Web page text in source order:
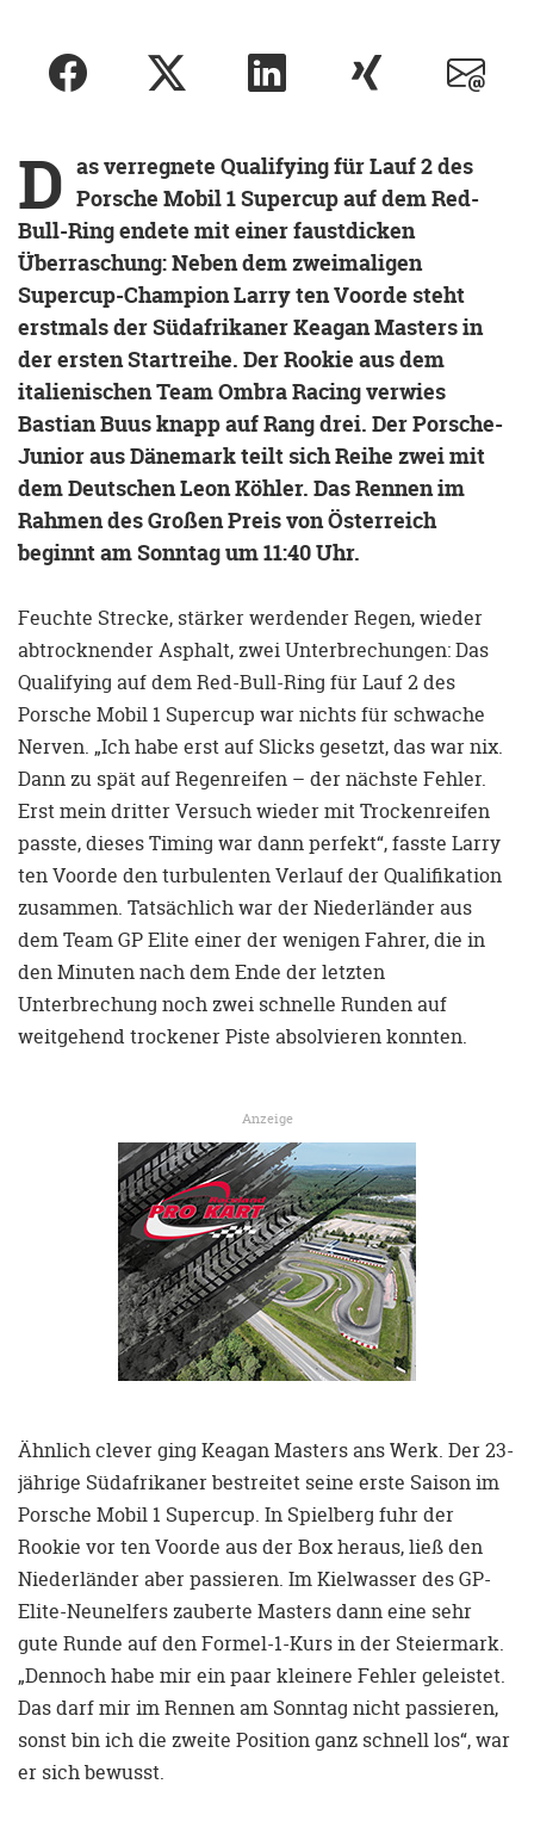
D as verregnete Qualifying für Lauf 2 des
Porsche Mobil 1 Supercup auf dem Red-
Bull-Ring endete mit einer faustdicken
Überraschung: Neben dem zweimaligen
Supercup-Champion Larry ten Voorde steht
erstmals der Südafrikaner Keagan Masters in
der ersten Startreihe. Der Rookie aus dem
italienischen Team Ombra Racing verwies
Bastian Buus knapp auf Rang drei. Der Porsche-
Junior aus Dänemark teilt sich Reihe zwei mit
dem Deutschen Leon Köhler. Das Rennen im
Rahmen des Großen Preis von Österreich
beginnt am Sonntag um 11:40 Uhr.
Feuchte Strecke, stärker werdender Regen, wieder
abtrocknender Asphalt, zwei Unterbrechungen: Das
Qualifying auf dem Red-Bull-Ring für Lauf 2 des
Porsche Mobil 1 Supercup war nichts für schwache
Nerven. „Ich habe erst auf Slicks gesetzt, das war nix.
Dann zu spät auf Regenreifen – der nächste Fehler.
Erst mein dritter Versuch wieder mit Trockenreifen
passte, dieses Timing war dann perfekt“, fasste Larry
ten Voorde den turbulenten Verlauf der Qualifikation
zusammen. Tatsächlich war der Niederländer aus
dem Team GP Elite einer der wenigen Fahrer, die in
den Minuten nach dem Ende der letzten
Unterbrechung noch zwei schnelle Runden auf
weitgehend trockener Piste absolvieren konnten.
Anzeige
Ähnlich clever ging Keagan Masters ans Werk. Der 23-
jährige Südafrikaner bestreitet seine erste Saison im
Porsche Mobil 1 Supercup. In Spielberg fuhr der
Rookie vor ten Voorde aus der Box heraus, ließ den
Niederländer aber passieren. Im Kielwasser des GP-
Elite-Neunelfers zauberte Masters dann eine sehr
gute Runde auf den Formel-1-Kurs in der Steiermark.
„Dennoch habe mir ein paar kleinere Fehler geleistet.
Das darf mir im Rennen am Sonntag nicht passieren,
sonst bin ich die zweite Position ganz schnell los“, war
er sich bewusst.